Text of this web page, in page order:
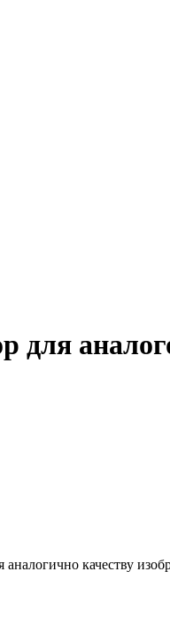
для
качеству